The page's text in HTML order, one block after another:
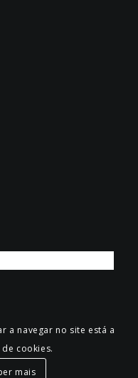
a navegar no site está a
cookies.
mais